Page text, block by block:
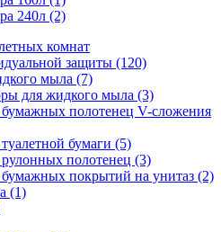
240л (2)
комнат
защиты (120)
мыла (7)
для жидкого мыла (3)
полотенец V-сложения
бумаги (5)
полотенец (3)
покрытий на унитаз (2)
(1)